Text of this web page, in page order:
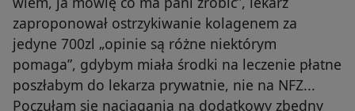
zaproponował ostrzykiwanie kolagenem za
jedyne 700zl „opinie są różne niektórym
pomaga”, gdybym miała środki na leczenie płatne
poszłabym do lekarza prywatnie, nie na NFZ...
Poczułam się naciągania na dodatkowy zbędny